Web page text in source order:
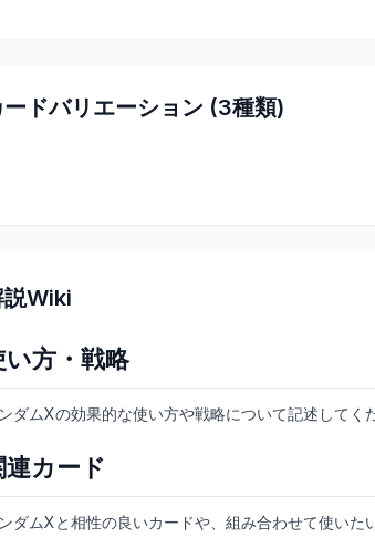
ドバリエーション (3種類)
説Wiki
い方・戦略
ダムXの効果的な使い方や戦略について記述してく
連カード
ダムXと相性の良いカードや、組み合わせて使いた